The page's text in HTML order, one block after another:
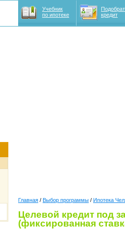
Учебник
по ипотеке
кредит
Главная / Выбор программы / Ипотека
Целевой кредит под
(фиксированная